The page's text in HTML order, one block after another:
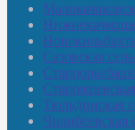
Сазовская
Тюльдинская
Чилибеевская